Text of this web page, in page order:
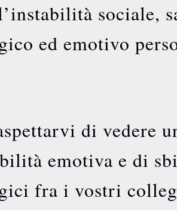
sociale,
ed emotivo
di vedere
emotiva e di
fra i vostri